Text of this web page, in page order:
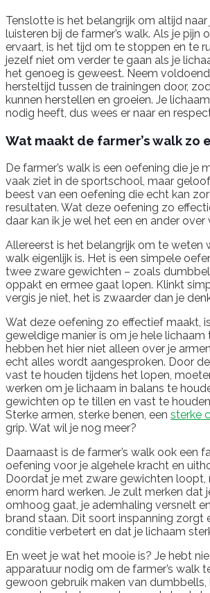
Tenslotte is het belangrijk om altijd
luisteren bij de farmer’s walk. Als je pijn
ervaart, is het tijd om te stoppen en te
jezelf niet om verder te gaan als je
het genoeg is geweest. Neem
hersteltijd tussen de trainingen door,
kunnen herstellen en groeien. Je
nodig heeft, dus wees er naar en
Wat maakt de farmer’s walk zo
De farmer’s walk is een oefening die je
vaak ziet in de sportschool, maar
beest van een oefening die echt kan
resultaten. Wat deze oefening zo
daar kan ik je wel het een en ander over
Allereerst is het belangrijk om te weten
walk eigenlijk is. Het is een simpele
twee zware gewichten – zoals
oppakt en ermee gaat lopen. Klinkt
vergis je niet, het is zwaarder dan je
Wat deze oefening zo effectief maakt,
geweldige manier is om je hele lichaam
hebben het hier niet alleen over je
echt alles wordt aangesproken. Door
vast te houden tijdens het lopen,
werken om je lichaam in balans te
gewichten op te tillen en vast te
Sterke armen, sterke benen, een sterke
grip. Wat wil je nog meer?
Daarnaast is de farmer’s walk ook een
oefening voor je algehele kracht en
Doordat je met zware gewichten loopt,
enorm hard werken. Je zult merken dat
omhoog gaat, je ademhaling versnelt
brand staan. Dit soort inspanning zorgt
conditie verbetert en dat je lichaam
En weet je wat het mooie is? Je hebt
apparatuur nodig om de farmer’s walk
gewoon gebruik maken van